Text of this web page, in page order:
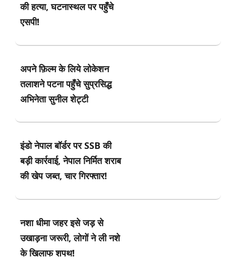
की हत्या, घटनास्थल पर पहुँचे
एसपी!
अपने फ़िल्म के लिये लोकेशन
तलाशने पटना पहुँचे सुप्रसिद्ध
अभिनेता सुनील शेट्टी
इंडो नेपाल बॉर्डर पर SSB की
बड़ी कार्रवाई, नेपाल निर्मित शराब
की खेप जब्त, चार गिरफ्तार!
नशा धीमा जहर इसे जड़ से
उखाड़ना जरूरी, लोगों ने ली नशे
के खिलाफ शपथ!